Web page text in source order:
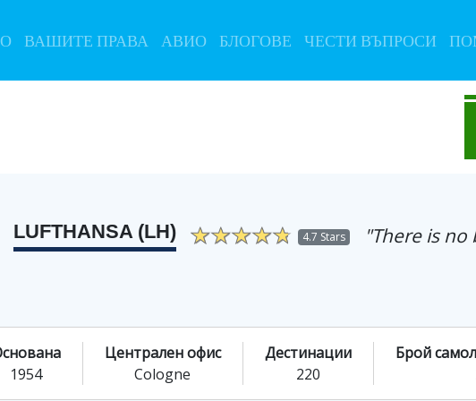
ВАШИТЕ ПРАВА АВИО БЛОГОВЕ ЧЕСТИ ВЪПРОСИ
LUFTHANSA (LH) 4.7 Stars "There is
1954
Централен офис
Cologne
Дестинации
220
Брой